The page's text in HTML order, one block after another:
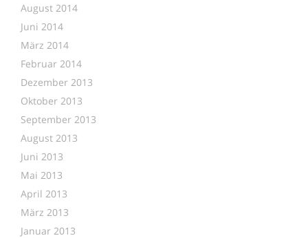
August 2014
Juni 2014
März 2014
Februar 2014
Dezember 2013
Oktober 2013
September 2013
August 2013
Juni 2013
Mai 2013
April 2013
März 2013
Januar 2013